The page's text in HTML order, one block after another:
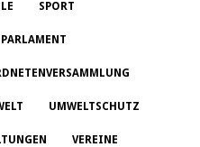
SPORT
UMWELTSCHUTZ
VEREINE